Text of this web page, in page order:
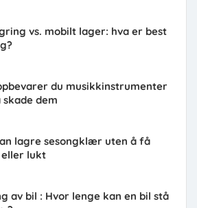
vs. mobilt lager: hva er best
du musikkinstrumenter
skade dem
lagre sesongklær uten å få
lukt
av bil : Hvor lenge kan en bil stå